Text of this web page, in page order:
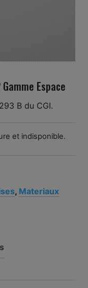
Espace
B du CGI.
et indisponible.
, Materiaux